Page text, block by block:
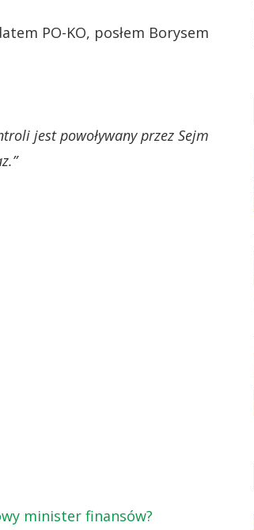
PO-KO, posłem Borysem
jest powoływany przez Sejm
minister finansów?